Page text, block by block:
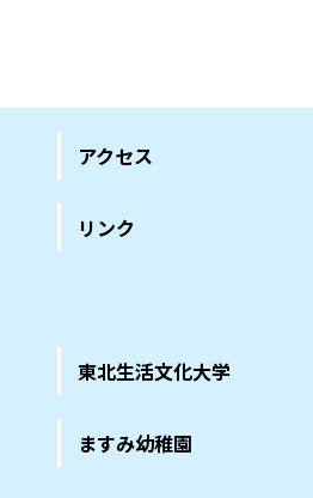
アクセス
リンク
東北生活文化大学
ますみ幼稚園